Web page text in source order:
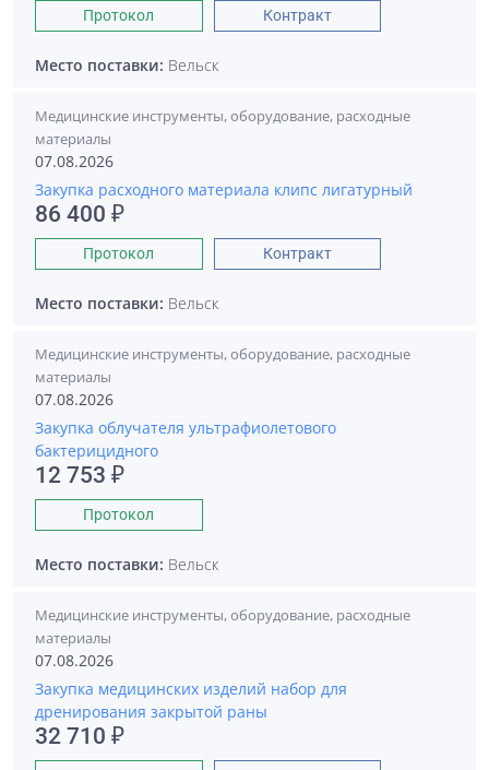
Протокол Контракт
Место поставки: Вельск
Медицинские инструменты, оборудование, расходные
материалы
07.08.2026
Закупка расходного материала клипс лигатурный
86 400 ₽
Протокол Контракт
Место поставки: Вельск
Медицинские инструменты, оборудование, расходные
материалы
07.08.2026
Закупка облучателя ультрафиолетового
бактерицидного
12 753 ₽
Протокол
Место поставки: Вельск
Медицинские инструменты, оборудование, расходные
материалы
07.08.2026
Закупка медицинских изделий набор для
дренирования закрытой раны
32 710 ₽